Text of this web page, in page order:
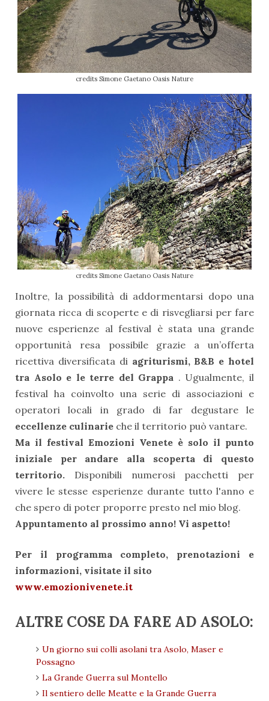
credits Simone Gaetano Oasis Nature
credits Simone Gaetano Oasis Nature
Inoltre, la possibilità di addormentarsi dopo una
giornata ricca di scoperte e di risvegliarsi per fare
nuove esperienze al festival è stata una grande
opportunità resa possibile grazie a un’offerta
ricettiva diversificata di agriturismi, B&B e hotel
tra Asolo e le terre del Grappa . Ugualmente, il
festival ha coinvolto una serie di associazioni e
operatori locali in grado di far degustare le
eccellenze culinarie che il territorio può vantare.
Ma il festival Emozioni Venete è solo il punto
iniziale per andare alla scoperta di questo
territorio. Disponibili numerosi pacchetti per
vivere le stesse esperienze durante tutto l'anno e
che spero di poter proporre presto nel mio blog.
Appuntamento al prossimo anno! Vi aspetto!
Per il programma completo, prenotazioni e
informazioni, visitate il sito
www.emozionivenete.it
ALTRE COSE DA FARE AD ASOLO:
Un giorno sui colli asolani tra Asolo, Maser e
Possagno
La Grande Guerra sul Montello
Il sentiero delle Meatte e la Grande Guerra